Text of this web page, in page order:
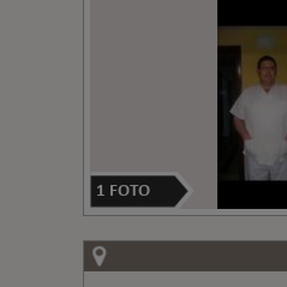
1 FOTO